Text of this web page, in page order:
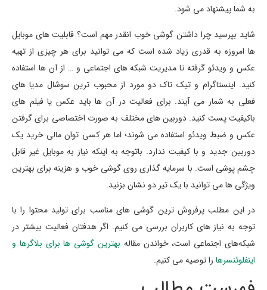
به شما پیشنهاد می شود.
شاید بپرسید چرا داشتن گوشی خوب انقدر مهم است؟ قابلیت های موبایل
ها امروزه به قدری زیاد شده است که می توانید برای هر چیزی از تهیه
عکس و ویدئو گرفته تا مدیریت شبکه های اجتماعی و … از آن ها استفاده
کنید. اینستاگرام و تیک تاک دو مورد از محبوب ترین سوشال مدیا های
فعلی به شمار می آیند. برای فعالیت در آن ها باید عکس یا فیلم های
باکیفیت پست کنید. دوربین های مختلف به صورت اختصاصی برای گرفتن
عکس و ضبط ویدئو استفاده می شوند؛ اما هر کسی توان مالی خرید یک
دوربین جدید و با کیفیت ندارد. باتوجه به اینکه نیاز به موبایل غیر قابل
چشم پوشی است. با سرمایه گذاری روی گوشی خوب و هزینه برای بهترین
ویژگی ها می توانید با یک تیر دو نشان بزنید.
در این مطلب پرفروش ترین گوشی های مناسب برای تولید محتوا را با
توجه به نیاز های کاربران بررسی می کنیم. اگر هدفتان فعالیت بیشتر در
شبکه‌های اجتماعی است، خواندن مقاله بهترین گوشی ها برای بلاگرها و
اینفلوئنسرها را توصیه می کنیم.